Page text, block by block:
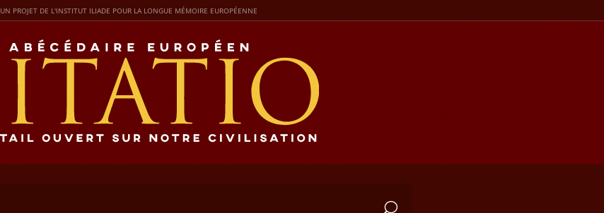
UN PROJET DE L'INSTITUT ILIADE POUR LA LONGUE MÉMOIRE EUROPÉENNE